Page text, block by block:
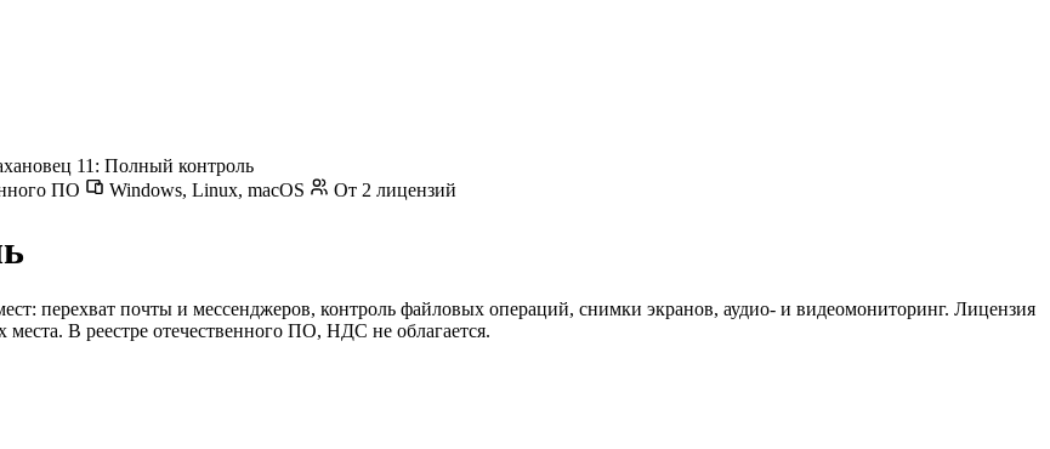
11: Полный контроль
ПО Windows, Linux, macOS От 2 лицензий
перехват почты и мессенджеров, контроль файловых операций, снимки экранов, аудио- и видеомониторинг. Лицензия
В реестре отечественного ПО, НДС не облагается.